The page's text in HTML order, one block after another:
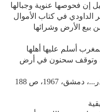
إن فحوصها عنوية وجبالها
الداودي في كتاب الأموال
بيع الأرض وشرائها
أسلم عليها أهلها
وتوقف سحنون في أرض
1967، ص 188